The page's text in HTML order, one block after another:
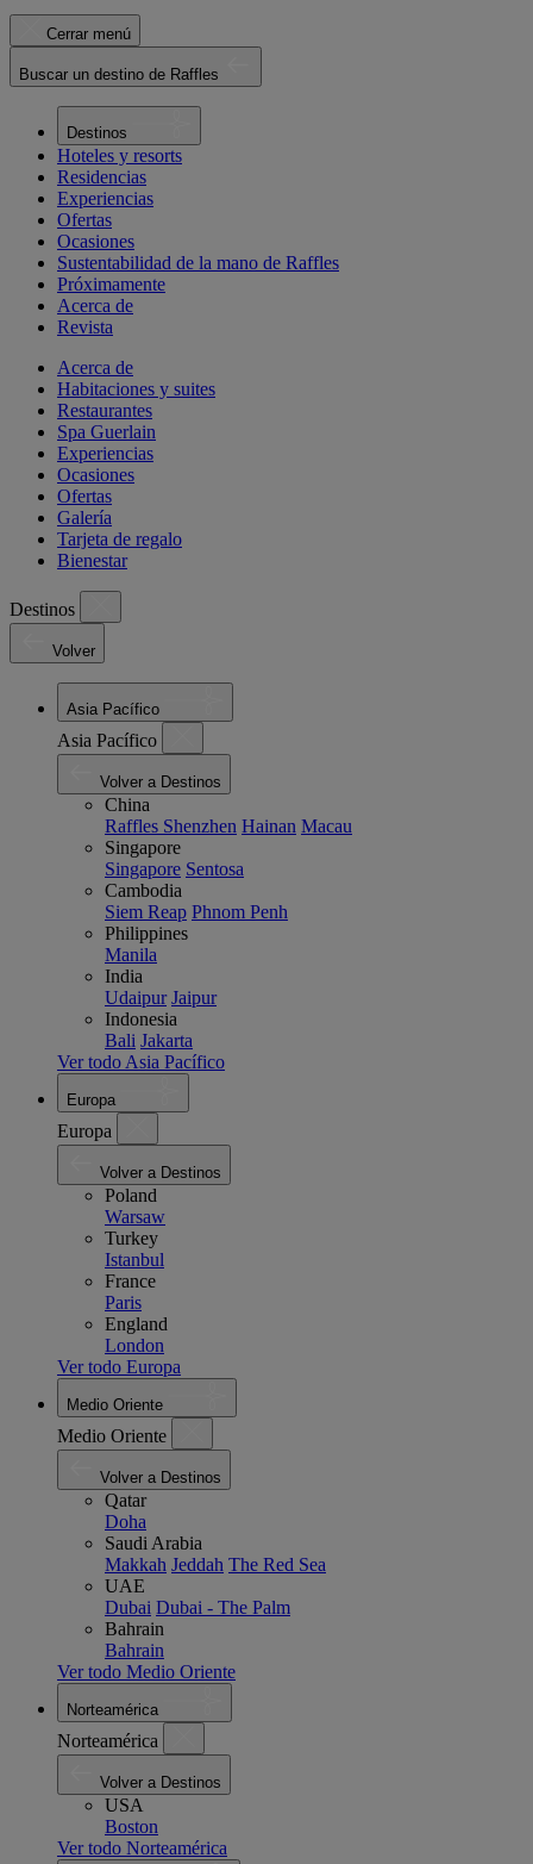
Cerrar menú
Buscar un destino de Raffles
Destinos
Hoteles y resorts
Residencias
Experiencias
Ofertas
Ocasiones
Sustentabilidad de la mano de Raffles
Próximamente
Acerca de
Revista
Acerca de
Habitaciones y suites
Restaurantes
Spa Guerlain
Experiencias
Ocasiones
Ofertas
Galería
Tarjeta de regalo
Bienestar
Destinos
Volver
Asia Pacífico
Asia Pacífico
Volver a Destinos
China
Raffles Shenzhen Hainan Macau
Singapore
Singapore Sentosa
Cambodia
Siem Reap Phnom Penh
Philippines
Manila
India
Udaipur Jaipur
Indonesia
Bali Jakarta
Ver todo Asia Pacífico
Europa
Europa
Volver a Destinos
Poland
Warsaw
Turkey
Istanbul
France
Paris
England
London
Ver todo Europa
Medio Oriente
Medio Oriente
Volver a Destinos
Qatar
Doha
Saudi Arabia
Makkah Jeddah The Red Sea
UAE
Dubai Dubai - The Palm
Bahrain
Bahrain
Ver todo Medio Oriente
Norteamérica
Norteamérica
Volver a Destinos
USA
Boston
Ver todo Norteamérica